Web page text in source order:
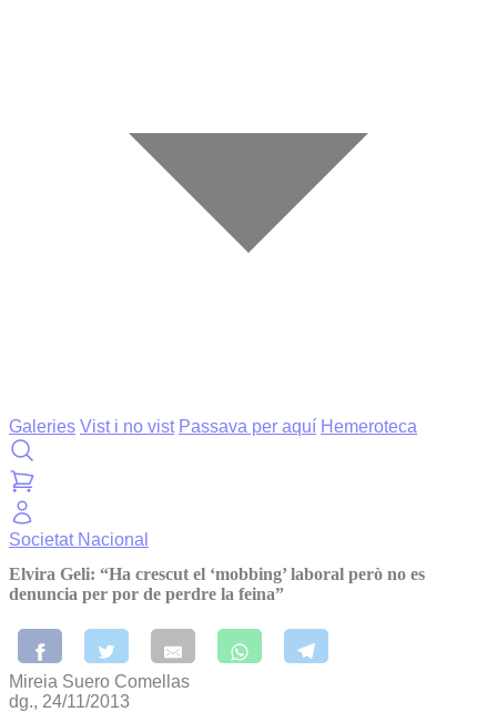
Galeries Vist i no vist Passava per aquí Hemeroteca
Societat Nacional
Elvira Geli: “Ha crescut el ‘mobbing’ laboral però no es
denuncia per por de perdre la feina”
Mireia Suero Comellas
dg., 24/11/2013